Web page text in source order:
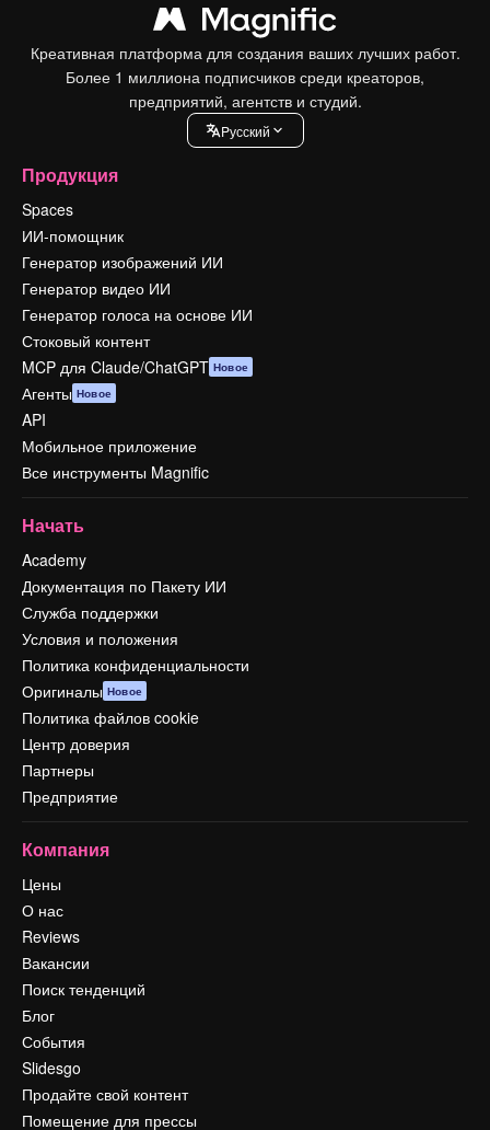
Креативная платформа для создания ваших лучших работ.
Более 1 миллиона подписчиков среди креаторов,
предприятий, агентств и студий.
Pусский
Продукция
Spaces
ИИ-помощник
Генератор изображений ИИ
Генератор видео ИИ
Генератор голоса на основе ИИ
Стоковый контент
MCP для Claude/ChatGPT Новое
Агенты Новое
API
Мобильное приложение
Все инструменты Magnific
Начать
Academy
Документация по Пакету ИИ
Служба поддержки
Условия и положения
Политика конфиденциальности
Оригиналы Новое
Политика файлов cookie
Центр доверия
Партнеры
Предприятие
Компания
Цены
О нас
Reviews
Вакансии
Поиск тенденций
Блог
События
Slidesgo
Продайте свой контент
Помещение для прессы